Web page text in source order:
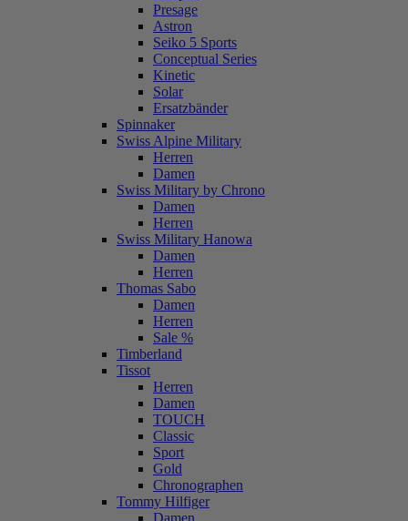
Presage
Astron
Seiko 5 Sports
Conceptual Series
Kinetic
Solar
Ersatzbänder
Spinnaker
Swiss Alpine Military
Herren
Damen
Swiss Military by Chrono
Damen
Herren
Swiss Military Hanowa
Damen
Herren
Thomas Sabo
Damen
Herren
Sale %
Timberland
Tissot
Herren
Damen
TOUCH
Classic
Sport
Gold
Chronographen
Tommy Hilfiger
Damen